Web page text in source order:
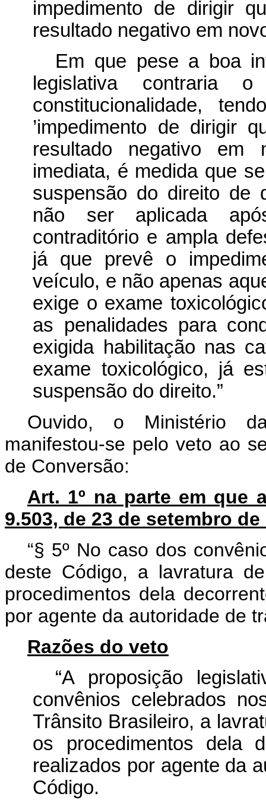
impedimento de dirigir
resultado negativo em
Em que pese a boa
legislativa contraria
constitucionalidade,
’impedimento de dirigir
resultado negativo em
imediata, é medida que
suspensão do direito de
não ser aplicada
contraditório e ampla
já que prevê o
veículo, e não apenas
exige o exame
as penalidades para
exigida habilitação nas
exame toxicológico, já
suspensão do direito.”
Ouvido, o Ministério
manifestou-se pelo veto ao
de Conversão:
Art. 1º na parte em que
9.503, de 23 de setembro de
“§ 5º No caso dos
deste Código, a lavratura
procedimentos dela
por agente da autoridade de
Razões do veto
“A proposição
convênios celebrados
Trânsito Brasileiro, a
os procedimentos dela
realizados por agente da
Código.